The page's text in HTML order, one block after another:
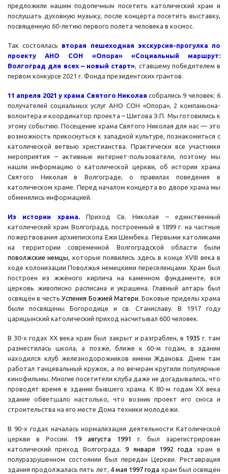
предложили нашим подопечным посетить католический храм и
послушать духовную музыку, после концерта посетить выставку,
посвященную 60-летию первого полета человека в космос.
Так состоялась вторая пешеходная экскурсия-прогулка по
проекту АНО СОН «Опора» «Социальный маршрут:
Волгоград для всех – новый старт», ставшему победителем в
первом конкурсе 2021 г. Фонда президентских грантов.
11 апреля 2021 у храма Святого Николая собрались 9 человек: 6
получателей социальных услуг АНО СОН «Опора», 2 компаньона-
волонтера и координатор проекта – Шитова Э.П. Мы готовились к
этому событию. Посещение храма Святого Николая для нас — это
возможность прикоснуться к западной культуре, познакомиться с
католической ветвью христианства. Практически все участники
мероприятия – активные интернет-пользователи, поэтому мы
нашли информацию о католической церкви, об истории храма
Святого Николая в Волгограде, о правилах поведения в
католическом храме. Перед началом концерта во дворе храма мы
обменялись информацией.
Из истории храма.Приход Св. Николая – единственный
католический храм Волгограда, построенный в 1899 г. на частные
пожертвования архиепископа Ежи Шембека. Первыми католиками
на территории современной Волгоградской области были
поволжские немцы, которые появились здесь в конце XVIII века в
ходе колонизации Поволжья немецкими переселенцами. Храм был
построен из жжёного кирпича на каменном фундаменте, вся
церковь живописно расписана и украшена. Главный алтарь был
освящён в честьУспения Божией Матери. Боковые приделы храма
были посвящены Богородице и св. Станиславу. В 1917 году
царицынский католический приход насчитывал 600 человек.
В 30-х годах XX века храм был закрыт и разграблен, в 1935 г. там
разместилась школа, а позже, ближе к 60-м годам, в здании
находился клуб железнодорожников имени Жданова. Днем там
работал танцевальный кружок, а по вечерам крутили популярные
кинофильмы. Многие посетители клуба даже не догадывались, что
проводят время в здании бывшего храма. К 80-м годам XX века
здание обветшало настолько, что возник проект его сноса и
строительства на его месте Дома техники молодёжи.
В 90-х годах началась нормализация деятельности Католической
церкви в России. 19 августа 1991
г. был зарегистрирован
католический приход Волгограда.9 января 1992 года храм в
полуразрушенном состоянии был передан Церкви. Реставрация
здания продолжалась пять лет, 4 мая 1997 года храм был освящён